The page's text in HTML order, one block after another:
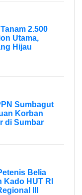
2.500
Utama,
Hijau
Sumbagut
Korban
di Sumbar
Belia
Kado HUT RI
III